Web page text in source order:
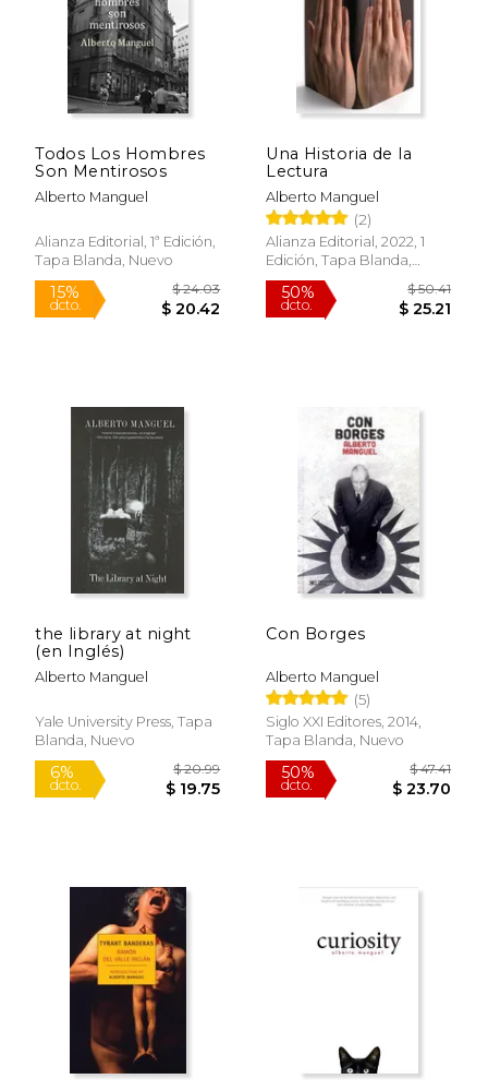
dcto. $ 13.60
15%
dcto.
Todos Los Hombres
Son Mentirosos
Alberto Manguel
Alianza Editorial, 1ª Edición,
Tapa Blanda, Nuevo
15%
dcto. $ 20.42
Una Historia de la
Lectura
Alberto Manguel
(2)
Alianza Editorial, 2022, 1
Edición, Tapa Blanda,
Nuevo
50%
dcto. $
the library at night
(en Inglés)
Alberto Manguel
Yale University Press, Tapa
Blanda, Nuevo
Con Borges
Alberto Manguel
(5)
Siglo XXI Editores, 2014,
Tapa Blanda, Nuevo